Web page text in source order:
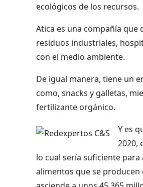
ecológicos de los recursos.
Atica es una compañía que
residuos industriales,
con el medio ambiente.
De igual manera, tiene un
como, snacks y galletas,
fertilizante orgánico.
Y es
2020,
lo cual sería suficiente
alimentos que se producen